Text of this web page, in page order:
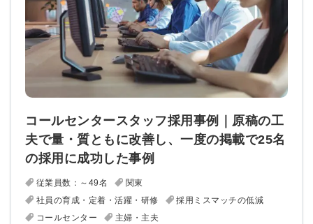
コールセンタースタッフ採用事例｜原稿の工
夫で量・質ともに改善し、一度の掲載で25名
の採用に成功した事例
従業員数：～49名
関東
社員の育成・定着・活躍・研修
採用ミスマッチの低減
コールセンター
主婦・主夫